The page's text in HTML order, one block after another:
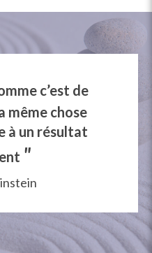
c’est de
même chose
à un résultat
"